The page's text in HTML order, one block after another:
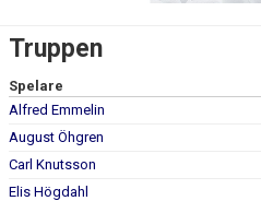
BILDGALLERI
DOKUMENT
Truppen
Spelare
Alfred Emmelin
August Öhgren
Carl Knutsson
Elis Högdahl